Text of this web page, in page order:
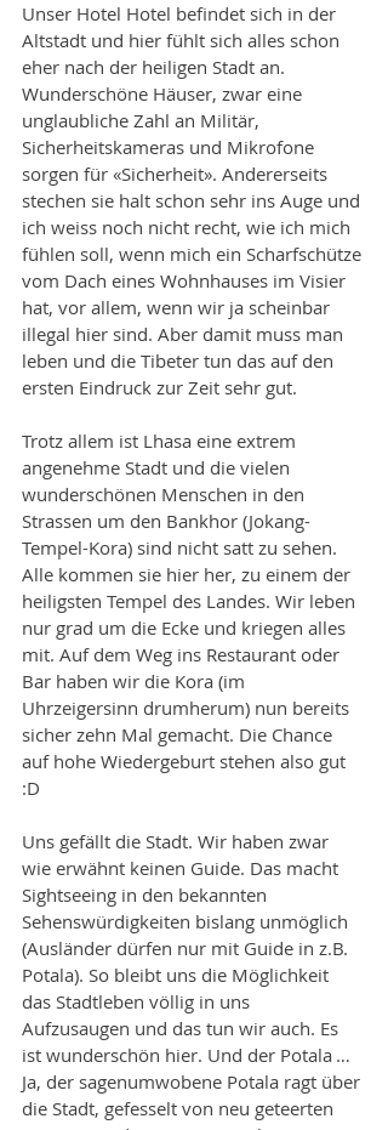
Unser Hotel Hotel befindet sich in der
Altstadt und hier fühlt sich alles schon
eher nach der heiligen Stadt an.
Wunderschöne Häuser, zwar eine
unglaubliche Zahl an Militär,
Sicherheitskameras und Mikrofone
sorgen für «Sicherheit». Andererseits
stechen sie halt schon sehr ins Auge und
ich weiss noch nicht recht, wie ich mich
fühlen soll, wenn mich ein Scharfschütze
vom Dach eines Wohnhauses im Visier
hat, vor allem, wenn wir ja scheinbar
illegal hier sind. Aber damit muss man
leben und die Tibeter tun das auf den
ersten Eindruck zur Zeit sehr gut.
Trotz allem ist Lhasa eine extrem
angenehme Stadt und die vielen
wunderschönen Menschen in den
Strassen um den Bankhor (Jokang-
Tempel-Kora) sind nicht satt zu sehen.
Alle kommen sie hier her, zu einem der
heiligsten Tempel des Landes. Wir leben
nur grad um die Ecke und kriegen alles
mit. Auf dem Weg ins Restaurant oder
Bar haben wir die Kora (im
Uhrzeigersinn drumherum) nun bereits
sicher zehn Mal gemacht. Die Chance
auf hohe Wiedergeburt stehen also gut
:D
Uns gefällt die Stadt. Wir haben zwar
wie erwähnt keinen Guide. Das macht
Sightseeing in den bekannten
Sehenswürdigkeiten bislang unmöglich
(Ausländer dürfen nur mit Guide in z.B.
Potala). So bleibt uns die Möglichkeit
das Stadtleben völlig in uns
Aufzusaugen und das tun wir auch. Es
ist wunderschön hier. Und der Potala …
Ja, der sagenumwobene Potala ragt über
die Stadt, gefesselt von neu geteerten